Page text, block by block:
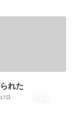
れた
日